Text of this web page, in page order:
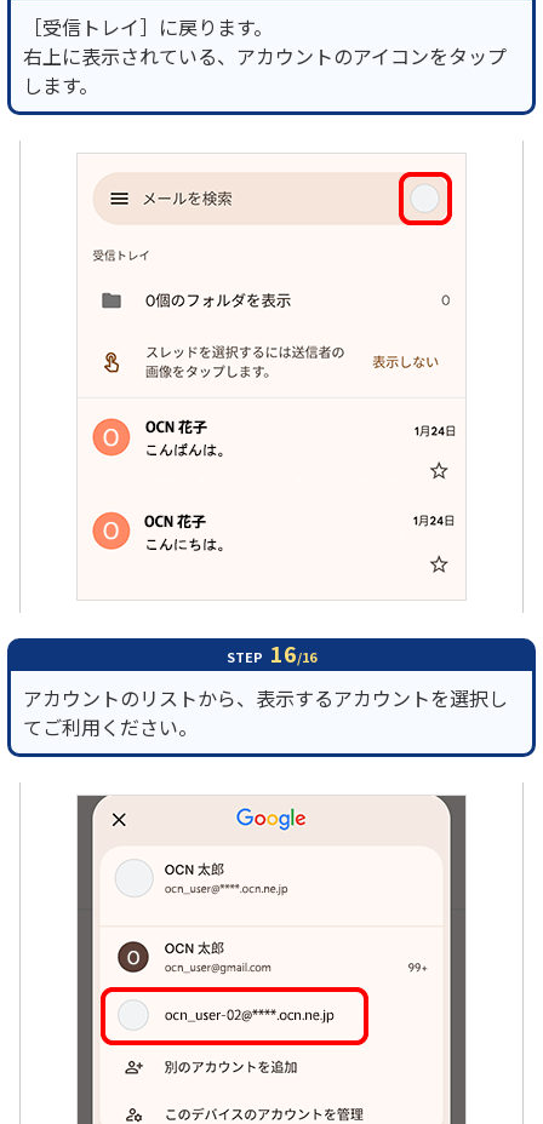
［受信トレイ］に戻ります。
右上に表示されている、アカウントのアイコンをタップ
します。
STEP 16/16
アカウントのリストから、表示するアカウントを選択し
てご利用ください。